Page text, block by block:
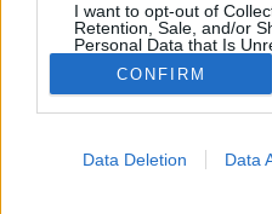
I want to opt-out of
Retention, Sale, and/or
Personal Data that Is
Purposes for which it was
Opted Out
CONFIRM
Data Deletion Data